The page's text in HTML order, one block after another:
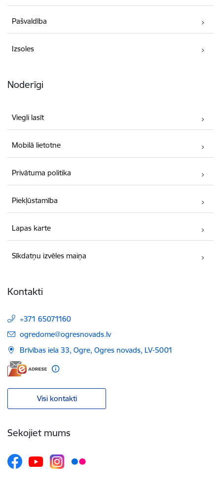
Pašvaldība
Izsoles
Noderīgi
Viegli lasīt
Mobilā lietotne
Privātuma politika
Piekļūstamība
Lapas karte
Sīkdatņu izvēles maiņa
Kontakti
+371 65071160
E-pasts:
ogredome@ogresnovads.lv
Brīvības iela 33, Ogre, Ogres novads, LV-5001
Visi kontakti
Sekojiet mums